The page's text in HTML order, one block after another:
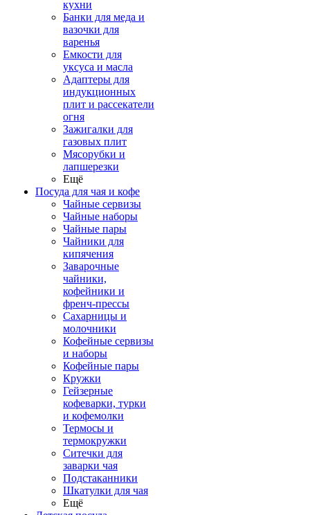
кухни
Банки для меда и
вазочки для
варенья
Емкости для
уксуса и масла
Адаптеры для
индукционных
плит и рассекатели
огня
Зажигалки для
газовых плит
Мясорубки и
лапшерезки
Ещё
Посуда для чая и кофе
Чайные сервизы
Чайные наборы
Чайные пары
Чайники для
кипячения
Заварочные
чайники,
кофейники и
френч-прессы
Сахарницы и
молочники
Кофейные сервизы
и наборы
Кофейные пары
Кружки
Гейзерные
кофеварки, турки
и кофемолки
Термосы и
термокружки
Ситечки для
заварки чая
Подстаканники
Шкатулки для чая
Ещё